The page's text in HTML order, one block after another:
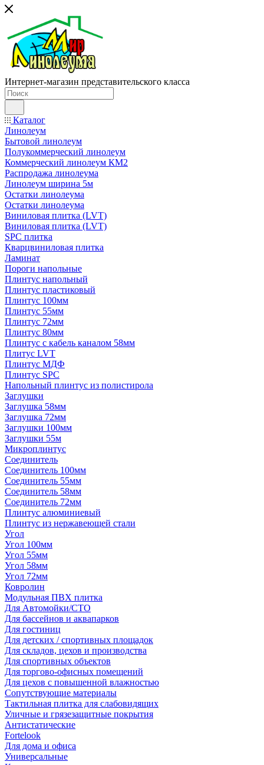
Интернет-магазин представительского класса
Каталог
Линолеум
Бытовой линолеум
Полукоммерческий линолеум
Коммерческий линолеум КМ2
Распродажа линолеума
Линолеум ширина 5м
Остатки линолеума
Остатки линолеума
Виниловая плитка (LVT)
Виниловая плитка (LVT)
SPC плитка
Кварцвиниловая плитка
Ламинат
Пороги напольные
Плинтус напольный
Плинтус пластиковый
Плинтус 100мм
Плинтус 55мм
Плинтус 72мм
Плинтус 80мм
Плинтус с кабель каналом 58мм
Плитус LVT
Плинтус МДФ
Плинтус SPC
Напольный плинтус из полистирола
Заглушки
Заглушка 58мм
Заглушка 72мм
Заглушки 100мм
Заглушки 55м
Микроплинтус
Соединитель
Соединитель 100мм
Соединитель 55мм
Соединитель 58мм
Соединитель 72мм
Плинтус алюминиевый
Плинтус из нержавеющей стали
Угол
Угол 100мм
Угол 55мм
Угол 58мм
Угол 72мм
Ковролин
Модульная ПВХ плитка
Для Автомойки/СТО
Для бассейнов и аквапарков
Для гостиниц
Для детских / спортивных площадок
Для складов, цехов и производства
Для спортивных объектов
Для торгово-офисных помещений
Для цехов с повышенной влажностью
Сопутствующие материалы
Тактильная плитка для слабовидящих
Уличные и грязезащитные покрытия
Антистатические
Fortelook
Для дома и офиса
Универсальные